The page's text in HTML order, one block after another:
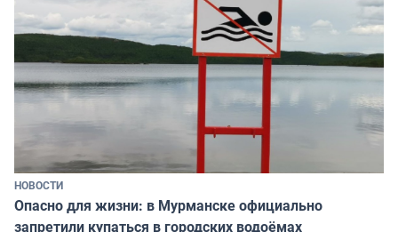
НОВОСТИ
Опасно для жизни: в Мурманске официально
запретили купаться в городских водоёмах